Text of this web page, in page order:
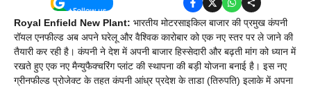
Royal Enfield New Plant: भारतीय मोटरसाइकिल बाजार की प्रमुख कंपनी
रॉयल एनफील्ड अब अपने घरेलू और वैश्विक कारोबार को एक नए स्तर पर ले जाने की
तैयारी कर रही है। कंपनी ने देश में अपनी बाजार हिस्सेदारी और बढ़ती मांग को ध्यान में
रखते हुए एक नए मैन्युफैक्चरिंग प्लांट की स्थापना की बड़ी योजना बनाई है। इस नए
ग्रीनफील्ड प्रोजेक्ट के तहत कंपनी आंध्र प्रदेश के ताडा (तिरुपति) इलाके में अपना